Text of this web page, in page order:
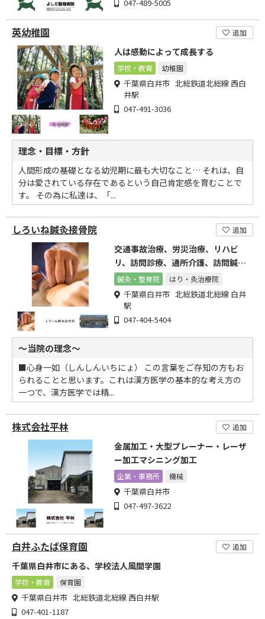
047-489-5005
英幼稚園 追加
人は感動によって成長する
学校・教育 幼稚園
千葉県白井市 北総鉄道北総線 西白
井駅
047-491-3036
理念・目標・方針
人間形成の基礎となる幼児期に最も大切なこと… それは、自
分は愛されている存在であるという自己肯定感を育むことで
す。 その為に私達は、「...
しろいね鍼灸接骨院 追加
交通事故治療、労災治療、リハビ
リ、訪問診療、通所介護、訪問鍼
灸。安心してご相談ください。
鍼灸・整骨院 はり・灸治療院
千葉県白井市 北総鉄道北総線 白井
駅
047-404-5404
～当院の理念～
■心身一如（しんしんいちにょ） この言葉をご存知の方もお
られることと思います。これは漢方医学の基本的な考え方の
一つで、漢方医学では精...
株式会社平林 追加
金属加工・大型プレーナー・レーザ
ー加工マシニング加工
企業・事務所 機械
千葉県白井市
047-497-3622
白井ふたば保育園 追加
千葉県白井市にある、学校法人風間学園
学校・教育 保育園
千葉県白井市 北総鉄道北総線 西白井駅
047-401-1187